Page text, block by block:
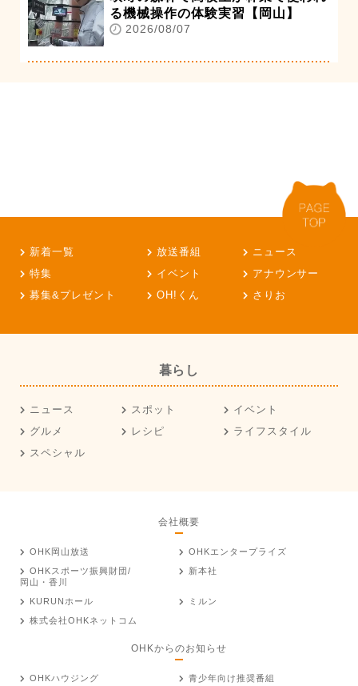
る機械操作の体験実習【岡山】
2026/08/07
新着一覧 放送番組
ニュース
特集
イベント
アナウンサー
募集&プレゼント
OH!くん さりお
暮らし
ニュース スポット
イベント
グルメ
レシピ
ライフスタイル
スペシャル
会社概要
OHK岡山放送
OHKエンタープライズ
OHKスポーツ振興財団/
岡山・香川
新本社
KURUNホール
ミルン
株式会社OHKネットコム
OHKからのお知らせ
OHKハウジング 青少年向け推奨番組